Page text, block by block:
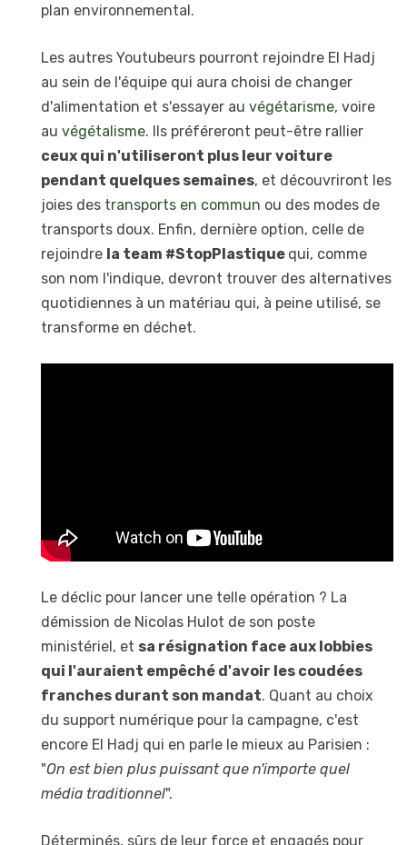
plan environnemental.
Les autres Youtubeurs pourront rejoindre El Hadj
au sein de l'équipe qui aura choisi de changer
d'alimentation et s'essayer au végétarisme, voire
au végétalisme. Ils préféreront peut-être rallier
ceux qui n'utiliseront plus leur voiture
pendant quelques semaines, et découvriront les
joies des transports en commun ou des modes de
transports doux. Enfin, dernière option, celle de
rejoindre la team #StopPlastique qui, comme
son nom l'indique, devront trouver des alternatives
quotidiennes à un matériau qui, à peine utilisé, se
transforme en déchet.
Le déclic pour lancer une telle opération ? La
démission de Nicolas Hulot de son poste
ministériel, et sa résignation face aux lobbies
qui l'auraient empêché d'avoir les coudées
franches durant son mandat. Quant au choix
du support numérique pour la campagne, c'est
encore El Hadj qui en parle le mieux au Parisien :
"On est bien plus puissant que n'importe quel
média traditionnel".
Déterminés, sûrs de leur force et engagés pour